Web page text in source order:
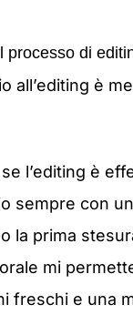
processo di
all’editing è
l’editing è
sempre con
la prima
mi
freschi e una